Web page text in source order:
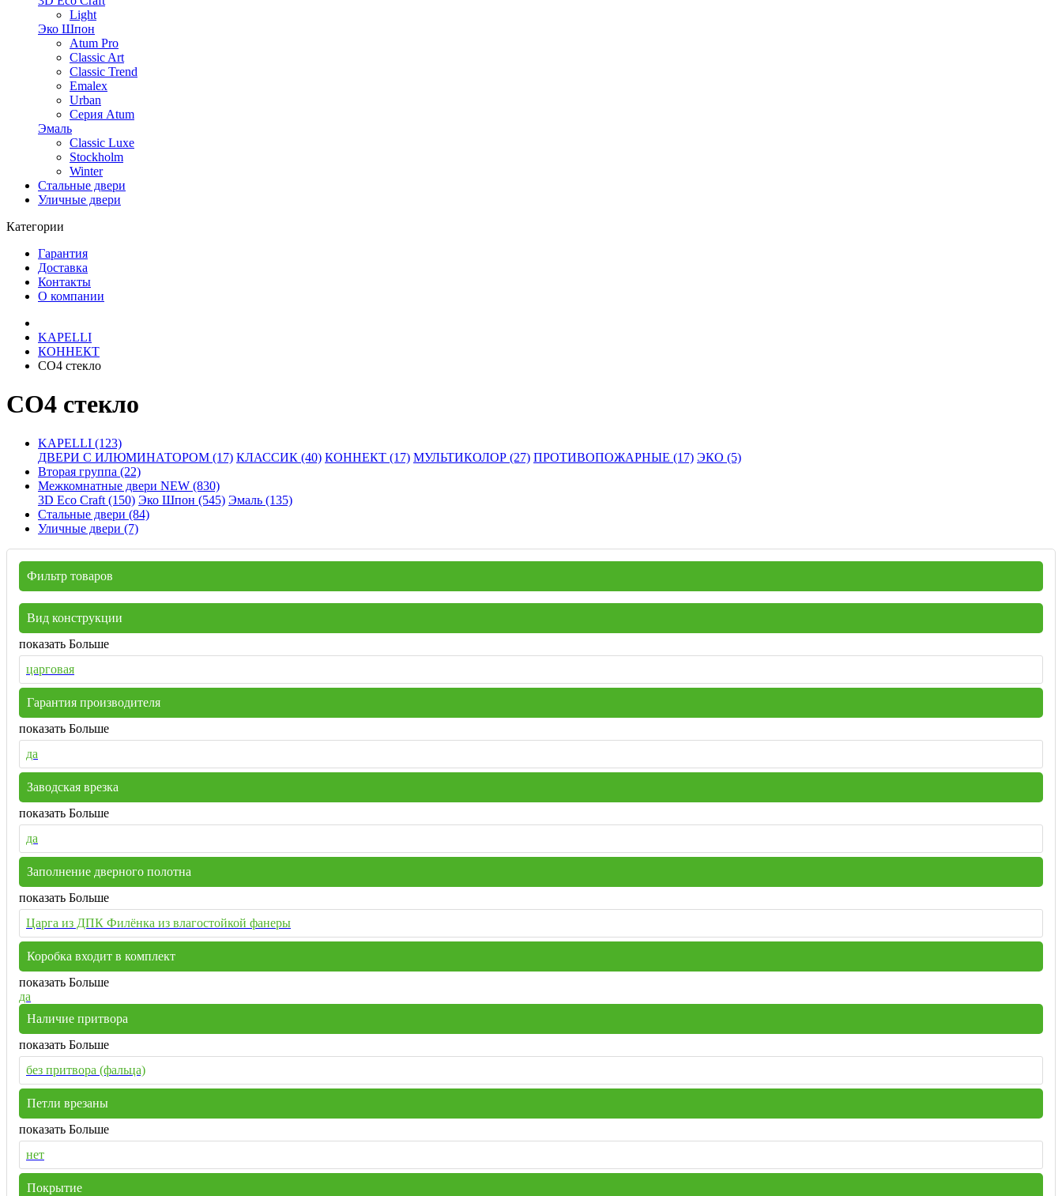
Light
Эко Шпон
Atum Pro
Classic Art
Classic Trend
Emalex
Urban
Серия Atum
Эмаль
Classic Luxe
Stockholm
Winter
Стальные двери
Уличные двери
Категории
Гарантия
Доставка
Контакты
О компании
KAPELLI
КОННЕКТ
СО4 стекло
СО4 стекло
KAPELLI (123)
ДВЕРИ С ИЛЮМИНАТОРОМ (17) КЛАССИК (40) КОННЕКТ (17) МУЛЬТИКОЛОР (27) ПРОТИВОПОЖАРНЫЕ (17) ЭКО (5)
Вторая группа (22)
Межкомнатные двери NEW (830)
3D Eco Craft (150) Эко Шпон (545) Эмаль (135)
Стальные двери (84)
Уличные двери (7)
Фильтр товаров
Вид конструкции
показать Больше
царговая
Гарантия производителя
показать Больше
да
Заводская врезка
показать Больше
да
Заполнение дверного полотна
показать Больше
Царга из ДПК Филёнка из влагостойкой фанеры
Коробка входит в комплект
показать Больше
да
Наличие притвора
показать Больше
без притвора (фальца)
Петли врезаны
показать Больше
нет
Покрытие